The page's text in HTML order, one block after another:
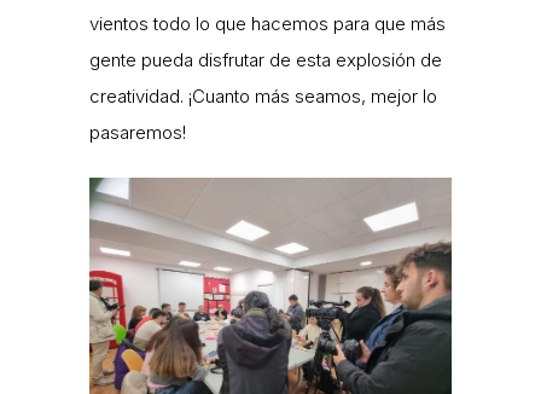
vientos todo lo que hacemos para que más
gente pueda disfrutar de esta explosión de
creatividad. ¡Cuanto más seamos, mejor lo
pasaremos!